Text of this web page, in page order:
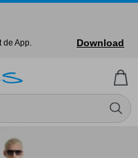
App.
Download